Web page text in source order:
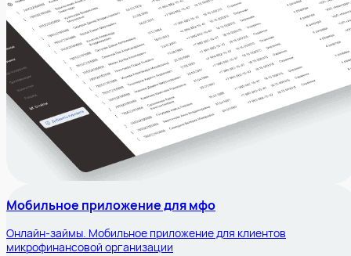
Мобильное приложение для мфо
Онлайн-займы. Мобильное приложение для клиентов
микрофинансовой организации